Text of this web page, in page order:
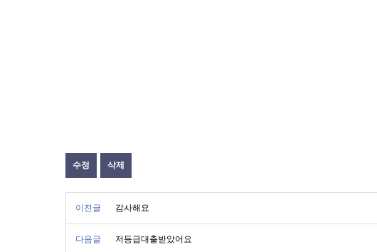
수정 삭제
이전글 감사해요
다음글 저등급대출받았어요